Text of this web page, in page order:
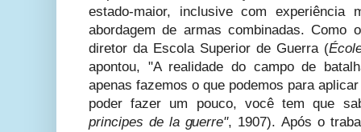
estado-maior, inclusive com experiência
abordagem de armas combinadas. Como
diretor da Escola Superior de Guerra (
apontou, "A realidade do campo de
apenas fazemos o que podemos para
poder fazer um pouco, você tem que
principes de la guerre", 1907). Após o